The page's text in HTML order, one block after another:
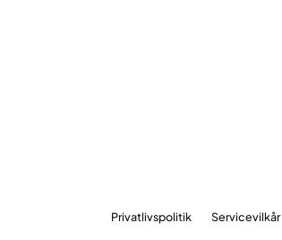
Privatlivspolitik Servicevilkår